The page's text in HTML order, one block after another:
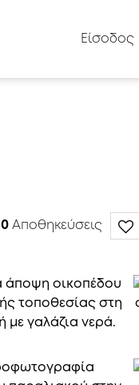
Είσοδος
0Αποθηκεύσεις